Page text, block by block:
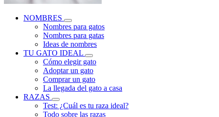
NOMBRES
Nombres para gatos
Nombres para gatas
Ideas de nombres
TU GATO IDEAL
Cómo elegir gato
Adoptar un gato
Comprar un gato
La llegada del gato a casa
RAZAS
Test: ¿Cuál es tu raza ideal?
Todo sobre las razas